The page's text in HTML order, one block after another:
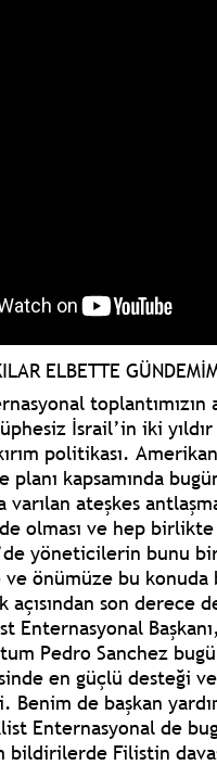
ELBETTE
toplantımızın
İsrail’in iki yıldır
politikası.
planı kapsamında
varılan ateşkes
olması ve hep birlikte
yöneticilerin bunu
önümüze bu konuda
açısından son derece
Enternasyonal
Pedro Sanchez
en güçlü desteği
de başkan
Enternasyonal de
bildirilerde Filistin